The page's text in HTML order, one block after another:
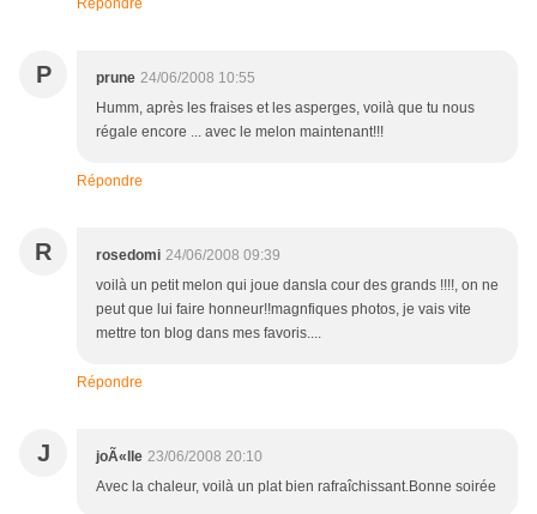
Répondre
P prune 24/06/2008 10:55
Humm, après les fraises et les asperges, voilà que tu nous
régale encore ... avec le melon maintenant!!!
Répondre
R rosedomi 24/06/2008 09:39
voilà un petit melon qui joue dansla cour des grands !!!!, on ne
peut que lui faire honneur!!magnfiques photos, je vais vite
mettre ton blog dans mes favoris....
Répondre
J joÃ«lle 23/06/2008 20:10
Avec la chaleur, voilà un plat bien rafraîchissant.Bonne soirée